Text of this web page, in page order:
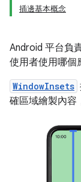
插邊基本概念
Android 平台負
使用者使用哪個
WindowInsets
確區域繪製內容